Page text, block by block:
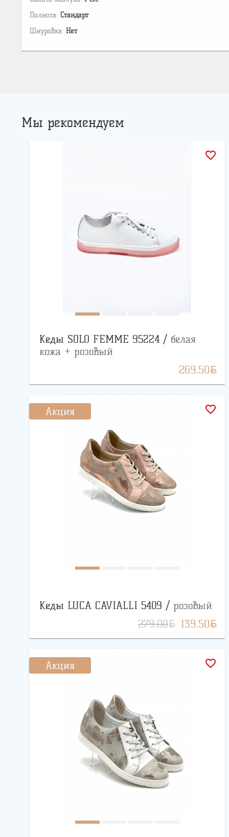
Полнота: Стандарт
Шнуровка: Нет
Мы рекомендуем
favorite_border
Кеды SOLO FEMME 95224 / белая
кожа + розовый
269.50BYN
Акция favorite_border
Кеды LUCA CAVIALLI 5409 / розовый
279.00BYN 139.50BYN
Акция favorite_border